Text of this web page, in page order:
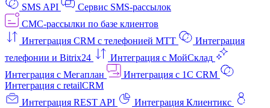
SMS API
Сервис SMS-рассылок
СМС-рассылки по базе клиентов
Интеграция CRM с телефонией МТТ
Интеграция
телефонии и Bitrix24
Интеграция с МойСклад
Интеграция с Мегаплан
Интеграция с 1C CRM
Интеграция с retailCRM
Интеграция REST API
Интеграция Клиентикс